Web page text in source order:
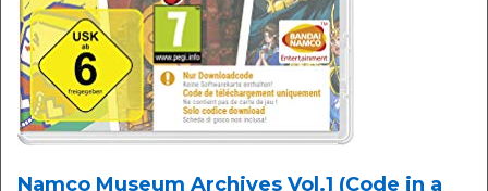
Namco Museum Archives Vol.1 (Code in a